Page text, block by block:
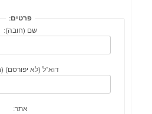
פרטים:
שם (חובה):
דוא"ל (לא יפורסם)
אתר: